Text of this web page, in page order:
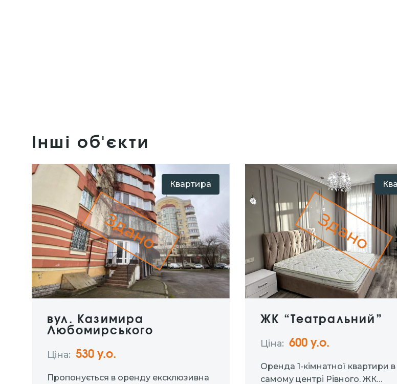
Інші об'єкти
Квартира
Здано
вул. Казимира
Любомирського
Ціна: 530 y.о.
Пропонується в оренду ексклюзивна
Здано
ЖК “Театральний”
Ціна: 600 у.о.
Оренда 1-кімнатної квартири в
самому центрі Рівного. ЖК